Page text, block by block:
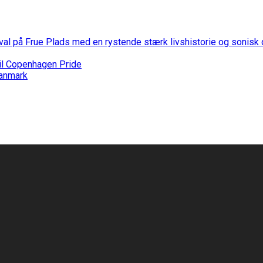
på Frue Plads med en rystende stærk livshistorie og sonisk
Copenhagen Pride